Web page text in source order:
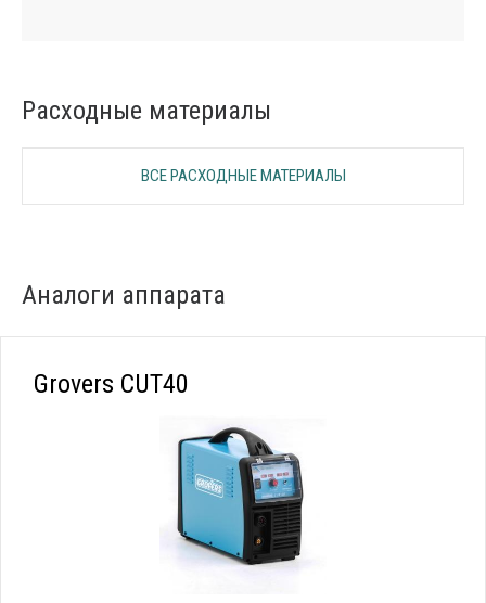
Расходные материалы
ВСЕ РАСХОДНЫЕ МАТЕРИАЛЫ
Аналоги аппарата
Grovers CUT40